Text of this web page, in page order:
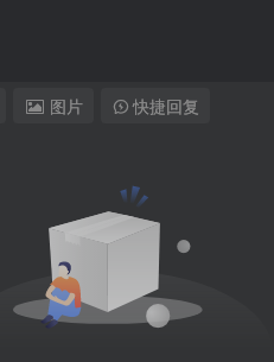
图片 快捷回复